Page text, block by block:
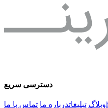
دسترسی سریع
وبلاگ تبلیغاتدرباره ما تماس با ما